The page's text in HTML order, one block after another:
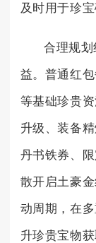
及时用于珍
合理规
益。普通红
等基础珍贵
升级、装备
丹书铁券、
散开启土豪
动周期，在
升珍贵宝物获